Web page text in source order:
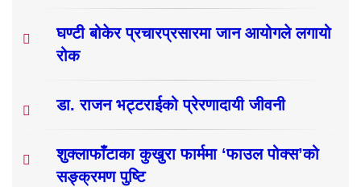
घण्टी बोकेर प्रचारप्रसारमा जान आयोगले लगायो
रोक
डा. राजन भट्टराईको प्रेरणादायी जीवनी
शुक्लाफाँटाका कुखुरा फार्ममा ‘फाउल पोक्स’को
सङ्क्रमण पुष्टि